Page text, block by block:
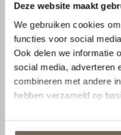
door dit creatieve
en materialen en
mogelijkheden die uw
functionaliteiten
een passende
interieur of juist een
deskundige team zal